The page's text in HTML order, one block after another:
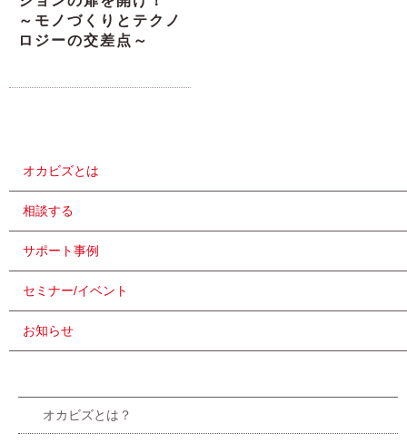
～モノづくりとテクノ
ロジーの交差点～
オカビズとは
相談する
サポート事例
セミナー/イベント
お知らせ
オカビズとは？